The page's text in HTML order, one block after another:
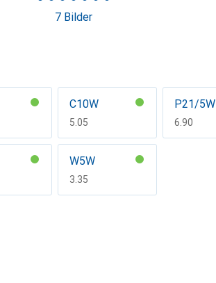
7 Bilder
C10W
CHF
5.05
P21/5W
CHF
6.90
W5W
CHF
3.35